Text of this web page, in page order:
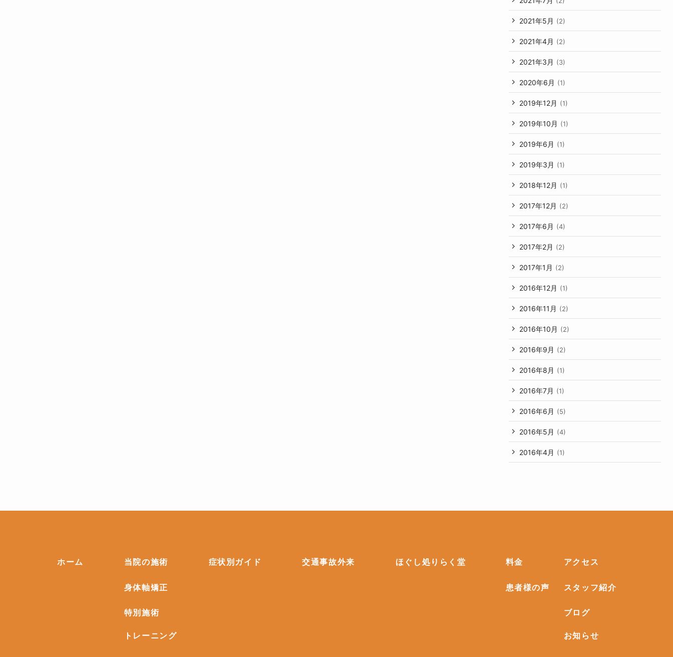
2021年5月 (2)
2021年4月 (2)
2021年3月 (3)
2020年6月 (1)
2019年12月 (1)
2019年10月 (1)
2019年6月 (1)
2019年3月 (1)
2018年12月 (1)
2017年12月 (2)
2017年6月 (4)
2017年2月 (2)
2017年1月 (2)
2016年12月 (1)
2016年11月 (2)
2016年10月 (2)
2016年9月 (2)
2016年8月 (1)
2016年7月 (1)
2016年6月 (5)
2016年5月 (4)
2016年4月 (1)
ホーム 当院の施術
身体軸矯正
特別施術
トレーニング
症状別ガイド 交通事故外来 ほぐし処りらく堂 料金
患者様の声
アクセス
スタッフ紹介
ブログ
お知らせ